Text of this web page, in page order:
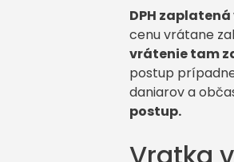
DPH
cenu vrátane
vrátenie tam
postup
daniarov a
postup.